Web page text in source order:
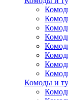
Комоды и